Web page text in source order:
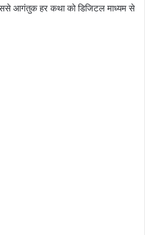
आगंतुक हर कथा को डिजिटल माध्यम से